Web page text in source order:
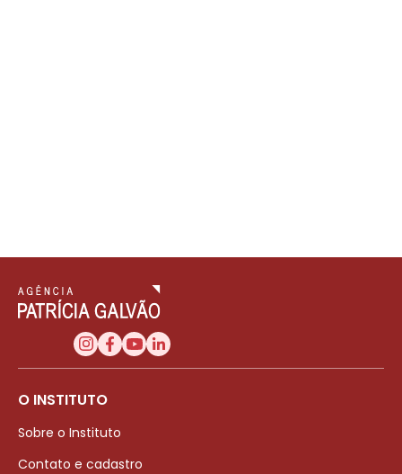
O INSTITUTO
Sobre o Instituto
Contato e cadastro